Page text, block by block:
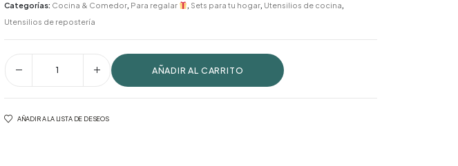
Categorías: Cocina & Comedor, Para regalar , Sets para tu hogar, Utensilios de cocina,
Utensilios de repostería
AÑADIR AL CARRITO
AÑADIR A LA LISTA DE DESEOS